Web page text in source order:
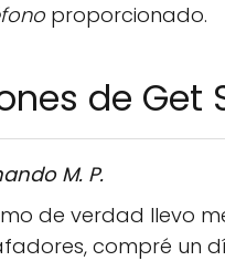
proporcionado.
de Get
M. P.
de verdad llevo
compré un